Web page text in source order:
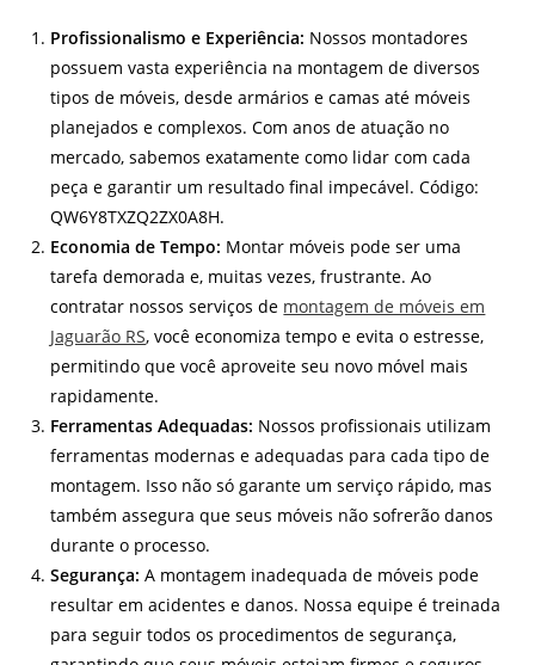
Profissionalismo e Experiência: Nossos montadores
possuem vasta experiência na montagem de diversos
tipos de móveis, desde armários e camas até móveis
planejados e complexos. Com anos de atuação no
mercado, sabemos exatamente como lidar com cada
peça e garantir um resultado final impecável. Código:
QW6Y8TXZQ2ZX0A8H.
Economia de Tempo: Montar móveis pode ser uma
tarefa demorada e, muitas vezes, frustrante. Ao
contratar nossos serviços de montagem de móveis em
Jaguarão RS, você economiza tempo e evita o estresse,
permitindo que você aproveite seu novo móvel mais
rapidamente.
Ferramentas Adequadas: Nossos profissionais utilizam
ferramentas modernas e adequadas para cada tipo de
montagem. Isso não só garante um serviço rápido, mas
também assegura que seus móveis não sofrerão danos
durante o processo.
Segurança: A montagem inadequada de móveis pode
resultar em acidentes e danos. Nossa equipe é treinada
para seguir todos os procedimentos de segurança,